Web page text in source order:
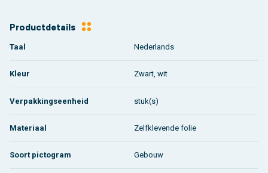
Productdetails
Taal Nederlands
Kleur Zwart, wit
Verpakkingseenheid stuk(s)
Materiaal Zelfklevende folie
Soort pictogram Gebouw